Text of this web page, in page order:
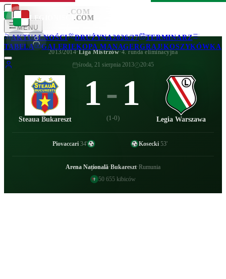
LEGIONISCI .COM
MENU
AKTUALNOŚCI
DRUŻYNA2026/27
TERMINARZ
TABELA
GALERIEKOPA MANAGERGRAJ!KOSZYKÓWKA
LEGIONISCI .COM
2013/2014·Liga Mistrzów·4. runda eliminacyjna
środa, 21 sierpnia 2013
20:45
Steaua Bukareszt
1-1
(1-0) Legia Warszawa
Piovaccari 34' Kosecki 53'
Arena Națională·Bukareszt·Rumunia
50 655 kibiców